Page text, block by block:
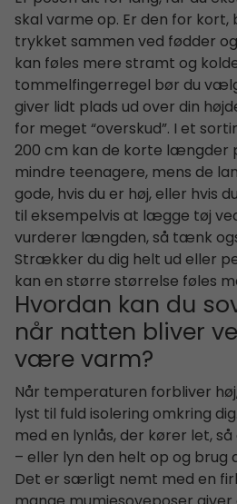
skal varme op. Er den for kort,
trykket sammen ved fødder
kan føles mere stramt og
tommelfingerregel bør du
giver lidt plads ud over din
for meget “overskud”. I et
200 cm kan de korte længder
mindre teenagere, mens de
gode, hvis du er høj, eller hvis
til eksempelvis at lægge tøj
vurderer længden, så tænk
Strækker du dig helt ud eller
kan en større størrelse føles
Hvordan kan du
når natten bliver
være varm?
Når temperaturen forbliver
lyst til fuld isolering omkring
med en lynlås, der kører let,
– eller lyn den helt op og
Det er særligt nemt med en